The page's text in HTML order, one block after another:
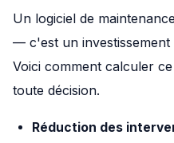
Un logiciel de
— c'est un
Voici comment calculer
toute décision.
Réduction des